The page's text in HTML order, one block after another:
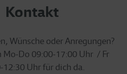
Kontakt
Wünsche oder Anregungen?
Mo-Do 09:00-17:00 Uhr / Fr
12:30 Uhr für dich da.